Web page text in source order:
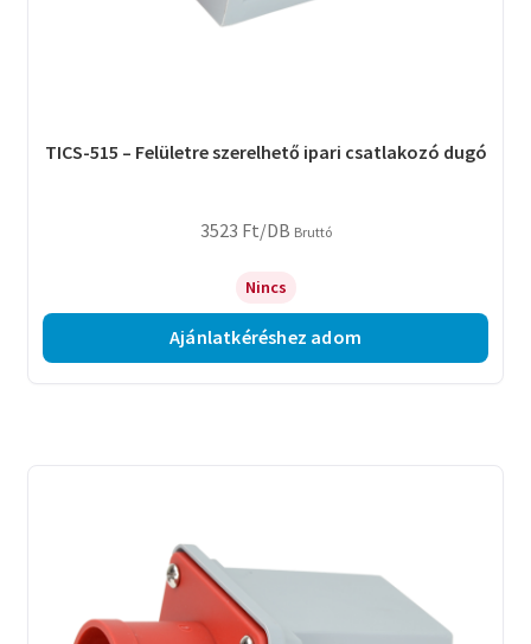
TICS-515 – Felületre szerelhető ipari csatlakozó dugó
3523 Ft/DB Bruttó
Nincs
Ajánlatkéréshez adom